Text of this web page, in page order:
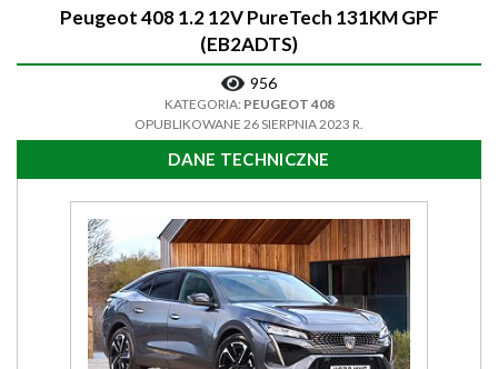
Peugeot 408 1.2 12V PureTech 131KM GPF
(EB2ADTS)
956
KATEGORIA: PEUGEOT 408
OPUBLIKOWANE 26 SIERPNIA 2023 R.
DANE TECHNICZNE